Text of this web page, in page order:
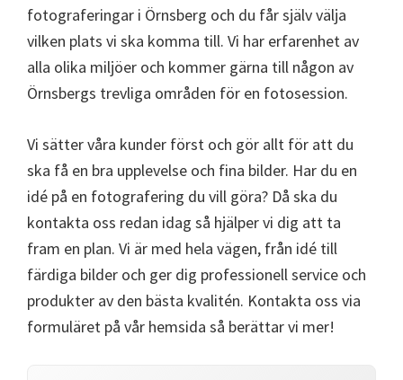
fotograferingar i Örnsberg och du får själv välja
vilken plats vi ska komma till. Vi har erfarenhet av
alla olika miljöer och kommer gärna till någon av
Örnsbergs trevliga områden för en fotosession.
Vi sätter våra kunder först och gör allt för att du
ska få en bra upplevelse och fina bilder. Har du en
idé på en fotografering du vill göra? Då ska du
kontakta oss redan idag så hjälper vi dig att ta
fram en plan. Vi är med hela vägen, från idé till
färdiga bilder och ger dig professionell service och
produkter av den bästa kvalitén. Kontakta oss via
formuläret på vår hemsida så berättar vi mer!